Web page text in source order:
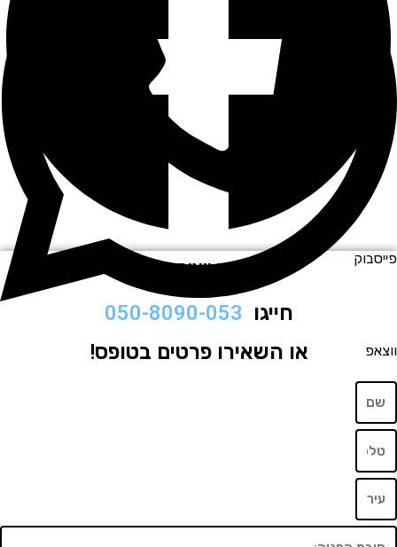
לתיאום ויצירת קשר
חייגו050-8090-053
או השאירו פרטים בטופס!